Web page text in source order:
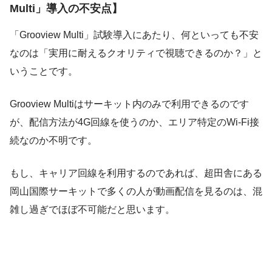
Multi」導入の不安点】
「Grooview Multi」試験導入にあたり、何といっても不安
なのは「実用に耐えるクオリティで視聴できるのか？」と
いうことです。
Grooview Multiはサーキット内のみで利用できるのです
が、配信方法が4G回線を使うのか、エリア特定のWi-Fi接
続なのか不明です。
もし、キャリア回線を利用するのであれば、超田舎にある
岡山国際サーキットで多くの人が動画配信を見るのは、混
雑し過ぎでほぼ不可能だと思います。